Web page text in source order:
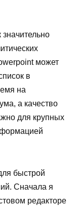
может
в
на
а качество
для крупных
быстрой
Сначала я
редакторе